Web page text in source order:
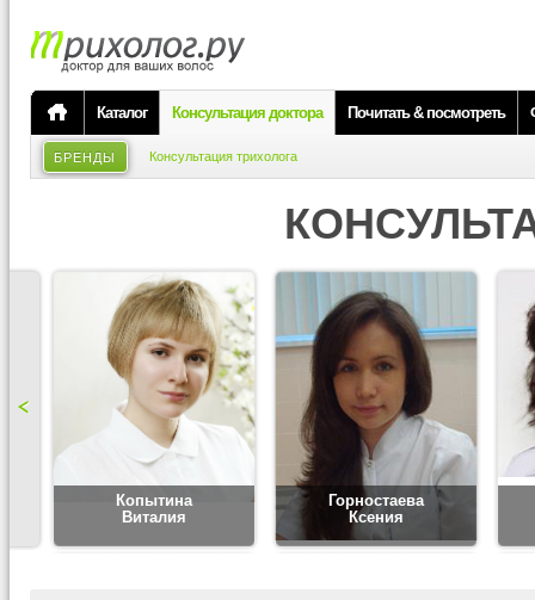
Каталог Консультация доктора Почитать & посмотреть
БРЕНДЫ Консультация трихолога
Копытина
Виталия
Горностаева
Ксения